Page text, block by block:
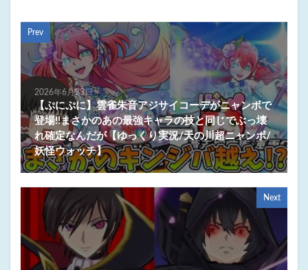
Prev
2026年6月23日
【ぷにぷに】雲雀朱音アジサイコーデがニャンボで
登場!!まさかのあの最強キャラの技と同じでぶっ壊
れ確定なんだが【ゆっくり実況/天の川超ニャンボ/
妖怪ウォッチ】
Next